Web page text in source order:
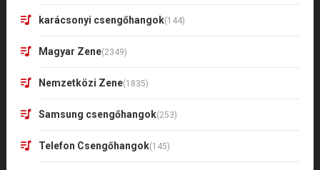
karácsonyi csengőhangok(144)
Magyar Zene(2349)
Nemzetközi Zene(1835)
Samsung csengőhangok(253)
Telefon Csengőhangok(145)